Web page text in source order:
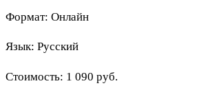
Формат: Онлайн
Язык: Русский
Стоимость: 1 090 руб.